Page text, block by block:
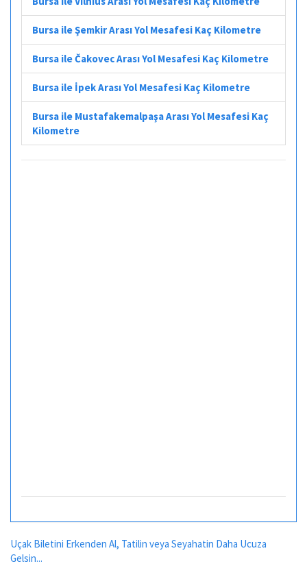
Bursa ile Şemkir Arası Yol Mesafesi Kaç Kilometre
Bursa ile Čakovec Arası Yol Mesafesi Kaç Kilometre
Bursa ile İpek Arası Yol Mesafesi Kaç Kilometre
Bursa ile Mustafakemalpaşa Arası Yol Mesafesi Kaç
Kilometre
Uçak Biletini Erkenden Al, Tatilin veya Seyahatin Daha Ucuza
Gelsin...